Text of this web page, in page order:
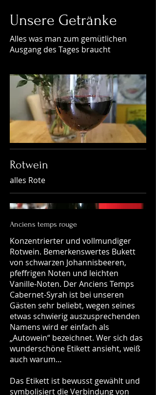
Unsere Getränke
Alles was man zum gemütlichen
Ausgang des Tages braucht
Rotwein
alles Rote
Anciens temps rouge
Konzentrierter und vollmundiger
Rotwein. Bemerkenswertes Bukett
von schwarzen Johannisbeeren,
pfeffrigen Noten und leichten
Vanille-Noten. Der Anciens Temps
Cabernet-Syrah ist bei unseren
Gästen sehr beliebt, wegen seines
etwas schwierig auszusprechenden
Namens wird er einfach als
„Autowein“ bezeichnet. Wer sich das
wunderschöne Etikett ansieht, weiß
auch warum…
Das Etikett ist bewusst gewählt und
symbolisiert die Verbindung von